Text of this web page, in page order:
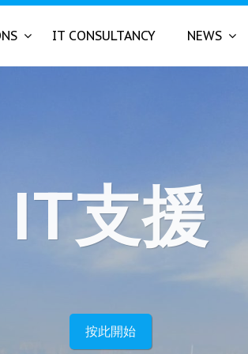
IT CONSULTANCY NEWS
IT支援
電腦技術最佳伙伴
按此開始